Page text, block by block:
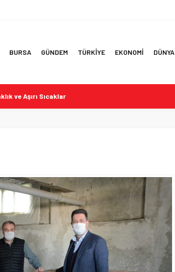
BURSA GÜNDEM TÜRKİYE EKONOMİ DÜNYA
ve Aşırı Sıcaklar
ve Tepkiler
Derecelendirme Sonuçları